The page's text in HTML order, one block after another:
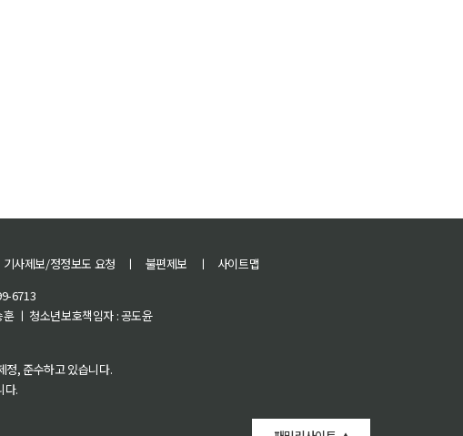
기사제보/정정보도 요청 ㅣ 불편제보 ㅣ
사이트맵
6713
ㅣ 청소년보호책임자 : 공도윤
정, 준수하고 있습니다.
다.